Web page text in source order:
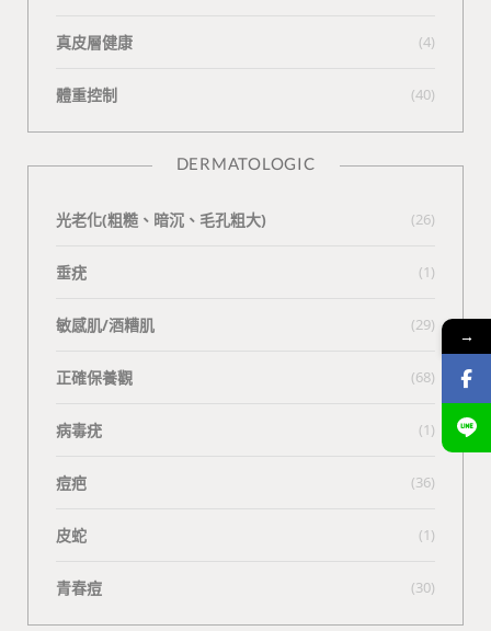
真皮層健康 (4)
體重控制 (40)
DERMATOLOGIC
光老化(粗糙、暗沉、毛孔粗大) (26)
垂疣 (1)
敏感肌/酒糟肌 (29)
正確保養觀 (68)
病毒疣 (1)
痘疤 (36)
皮蛇 (1)
青春痘 (30)
→